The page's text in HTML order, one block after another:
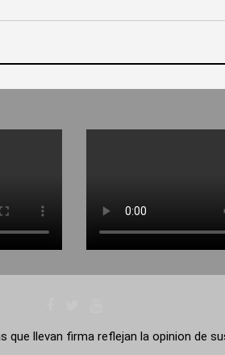
llevan firma reflejan la opinion de